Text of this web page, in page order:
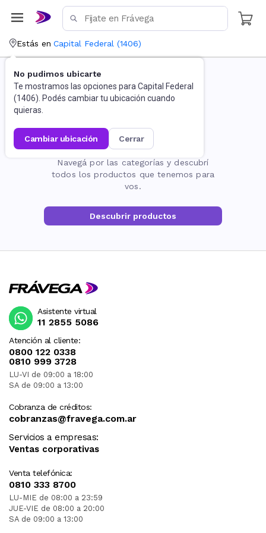
Estás en Capital Federal (1406)
No pudimos ubicarte
Te mostramos las opciones para Capital Federal
(1406). Podés cambiar tu ubicación cuando
quieras.
cambiar ubicación cerrar
La página no existe
Navegá por las categorías y descubrí
todos los productos que tenemos para
vos.
Descubrir productos
Atención al cliente:
0800 122 0338
0810 999 3728
LU-VI de 09:00 a 18:00
SA de 09:00 a 13:00
Cobranza de créditos:
cobranzas@fravega.com.ar
Servicios a empresas:
Ventas corporativas
Venta telefónica:
0810 333 8700
LU-MIE de 08:00 a 23:59
JUE-VIE de 08:00 a 20:00
SA de 09:00 a 13:00
Asistente virtual
11 2855 5086